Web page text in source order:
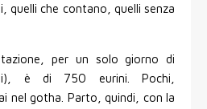
quelli che contano, quelli senza
per un solo giorno di
è di 750 eurini. Pochi,
nel gotha. Parto, quindi, con la